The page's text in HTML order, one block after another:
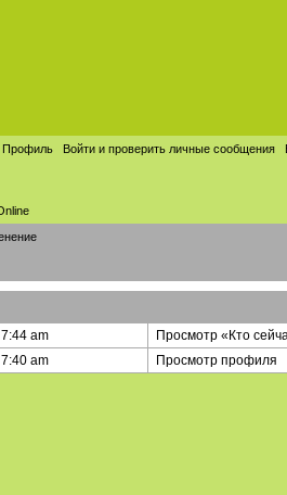
Профиль Войти и проверить личные сообщения
am
Просмотр «Кто
am Просмотр профиля